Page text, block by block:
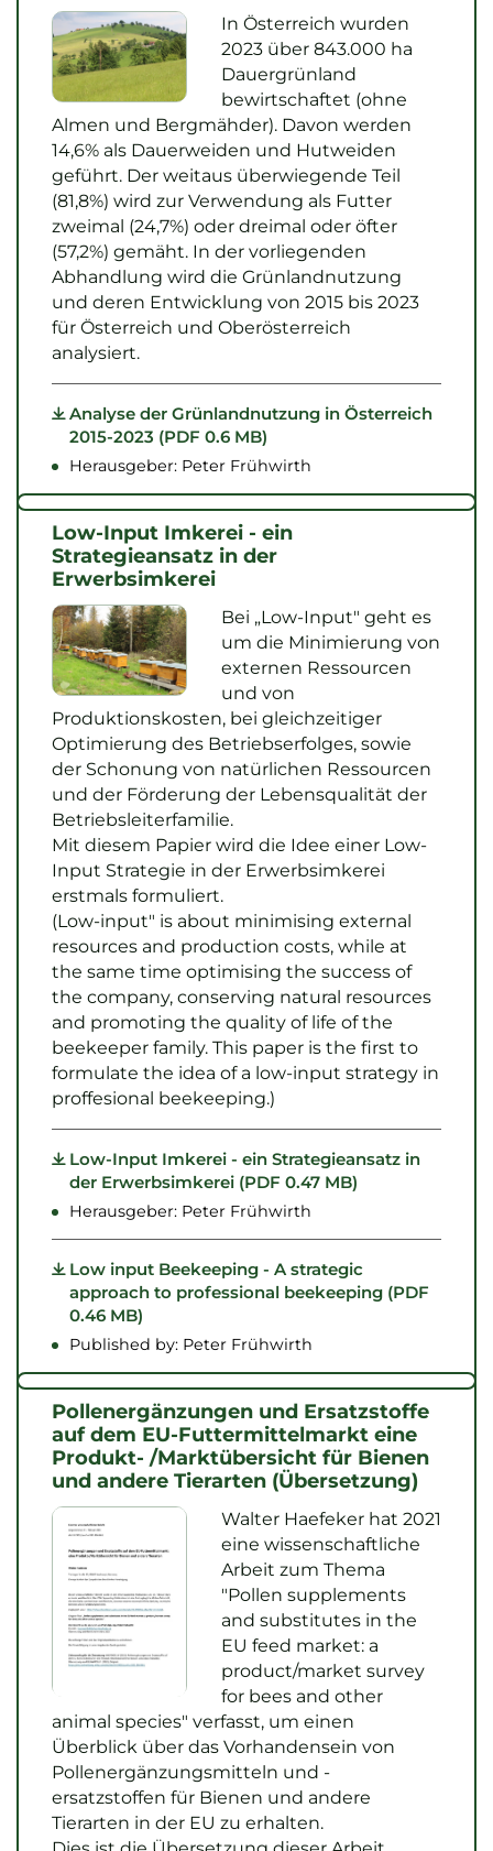
In Österreich wurden
2023 über 843.000 ha
Dauergrünland
bewirtschaftet (ohne
Almen und Bergmähder). Davon werden
14,6% als Dauerweiden und Hutweiden
geführt. Der weitaus überwiegende Teil
(81,8%) wird zur Verwendung als Futter
zweimal (24,7%) oder dreimal oder öfter
(57,2%) gemäht. In der vorliegenden
Abhandlung wird die Grünlandnutzung
und deren Entwicklung von 2015 bis 2023
für Österreich und Oberösterreich
analysiert.
Analyse der Grünlandnutzung in Österreich
2015-2023 (PDF 0.6 MB)
Herausgeber: Peter Frühwirth
Low-Input Imkerei - ein
Strategieansatz in der
Erwerbsimkerei
Bei „Low-Input" geht es
um die Minimierung von
externen Ressourcen
und von
Produktionskosten, bei gleichzeitiger
Optimierung des Betriebserfolges, sowie
der Schonung von natürlichen Ressourcen
und der Förderung der Lebensqualität der
Betriebsleiterfamilie.
Mit diesem Papier wird die Idee einer Low-
Input Strategie in der Erwerbsimkerei
erstmals formuliert.
(Low-input" is about minimising external
resources and production costs, while at
the same time optimising the success of
the company, conserving natural resources
and promoting the quality of life of the
beekeeper family. This paper is the first to
formulate the idea of a low-input strategy in
proffesional beekeeping.)
Low-Input Imkerei - ein Strategieansatz in
der Erwerbsimkerei (PDF 0.47 MB)
Herausgeber: Peter Frühwirth
Low input Beekeeping - A strategic
approach to professional beekeeping (PDF
0.46 MB)
Published by: Peter Frühwirth
Pollenergänzungen und Ersatzstoffe
auf dem EU-Futtermittelmarkt eine
Produkt- /Marktübersicht für Bienen
und andere Tierarten (Übersetzung)
Walter Haefeker hat 2021
eine wissenschaftliche
Arbeit zum Thema
"Pollen supplements
and substitutes in the
EU feed market: a
product/market survey
for bees and other
animal species" verfasst, um einen
Überblick über das Vorhandensein von
Pollenergänzungsmitteln und -
ersatzstoffen für Bienen und andere
Tierarten in der EU zu erhalten.